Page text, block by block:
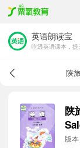
英语朗读宝
吃透英语课本，提
陕
陕
版本